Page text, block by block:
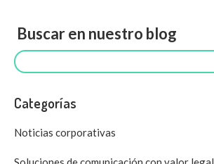
Buscar en nuestro blog
Categorías
Noticias corporativas